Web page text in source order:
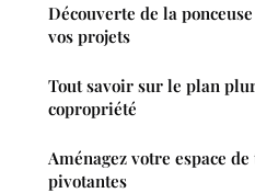
Découverte de la
vos projets
Tout savoir sur le plan
copropriété
Aménagez votre espace
pivotantes